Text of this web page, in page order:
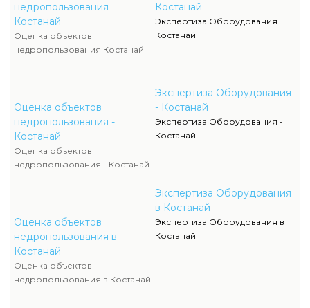
недропользования
Костанай
Оценка объектов
недропользования Костанай
Оценка объектов
недропользования -
Костанай
Оценка объектов
недропользования - Костанай
Оценка объектов
недропользования в
Костанай
Оценка объектов
недропользования в Костанай
Костанай
Экспертиза Оборудования
Костанай
Экспертиза Оборудования
- Костанай
Экспертиза Оборудования -
Костанай
Экспертиза Оборудования
в Костанай
Экспертиза Оборудования в
Костанай